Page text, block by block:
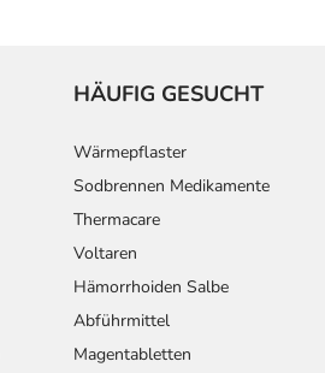
HÄUFIG GESUCHT
Wärmepflaster
Sodbrennen Medikamente
Thermacare
Voltaren
Hämorrhoiden Salbe
Abführmittel
Magentabletten